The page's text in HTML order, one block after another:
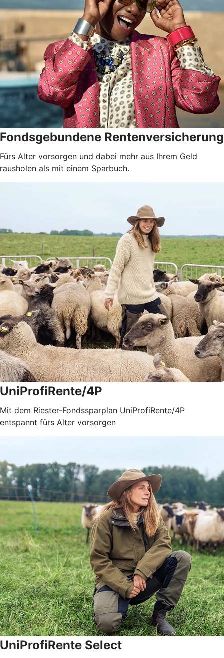
Fondsgebundene Rentenversicherung
Fürs Alter vorsorgen und dabei mehr aus Ihrem Geld
rausholen als mit einem Sparbuch.
UniProfiRente/4P
Mit dem Riester-Fondssparplan UniProfiRente/4P
entspannt fürs Alter vorsorgen
UniProfiRente Select